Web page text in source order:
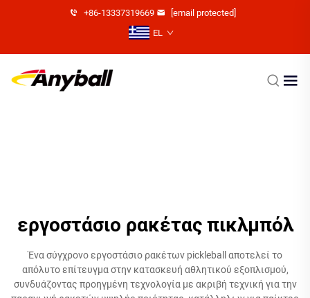
+86-13337319669
[email protected]
EL
εργοστάσιο ρακέτας πικλμπόλ
Ένα σύγχρονο εργοστάσιο ρακέτων pickleball αποτελεί το
απόλυτο επίτευγμα στην κατασκευή αθλητικού εξοπλισμού,
συνδυάζοντας προηγμένη τεχνολογία με ακριβή τεχνική για την